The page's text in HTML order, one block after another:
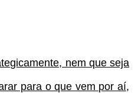
nem que seja
para o que vem por aí,